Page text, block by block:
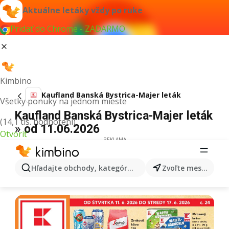
Aktuálne letáky vždy po ruke
Pridať do Chrome - ZADARMO
Kimbino
Všetky ponuky na jednom mieste
(14,1 tis. hodnotení)
Otvoriť
Hľadajte obchody, kategórie, produkty... Zvoľte mesto
Kaufland Banská Bystrica-Majer leták
Kaufland Banská Bystrica-Majer leták
» od 11.06.2026
REKLAMA